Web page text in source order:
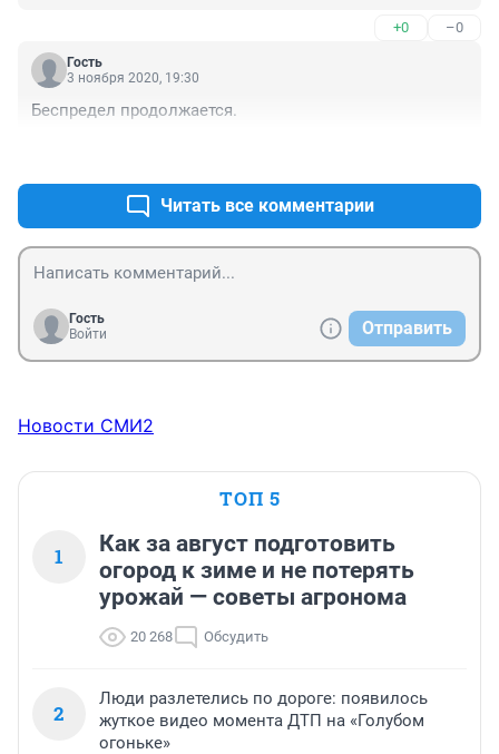
+0 –0
Гость
3 ноября 2020, 19:30
Беспредел продолжается.
Читать все комментарии
Гость
Войти
Отправить
Новости СМИ2
ТОП 5
1
Как за август подготовить
огород к зиме и не потерять
урожай — советы агронома
20 268 Обсудить
2
Люди разлетелись по дороге: появилось
жуткое видео момента ДТП на «Голубом
огоньке»